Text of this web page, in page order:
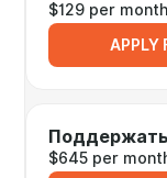
$129 per month
APPLY
$645 per